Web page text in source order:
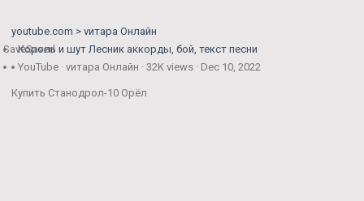
youtube.com > vитара Онлайн
Король и шут Лесник аккорды, бой, текст песни
YouTube · vитара Онлайн · 32K views · Dec 10, 2022
SaveSaved
Купить Станодрол-10 Орёл